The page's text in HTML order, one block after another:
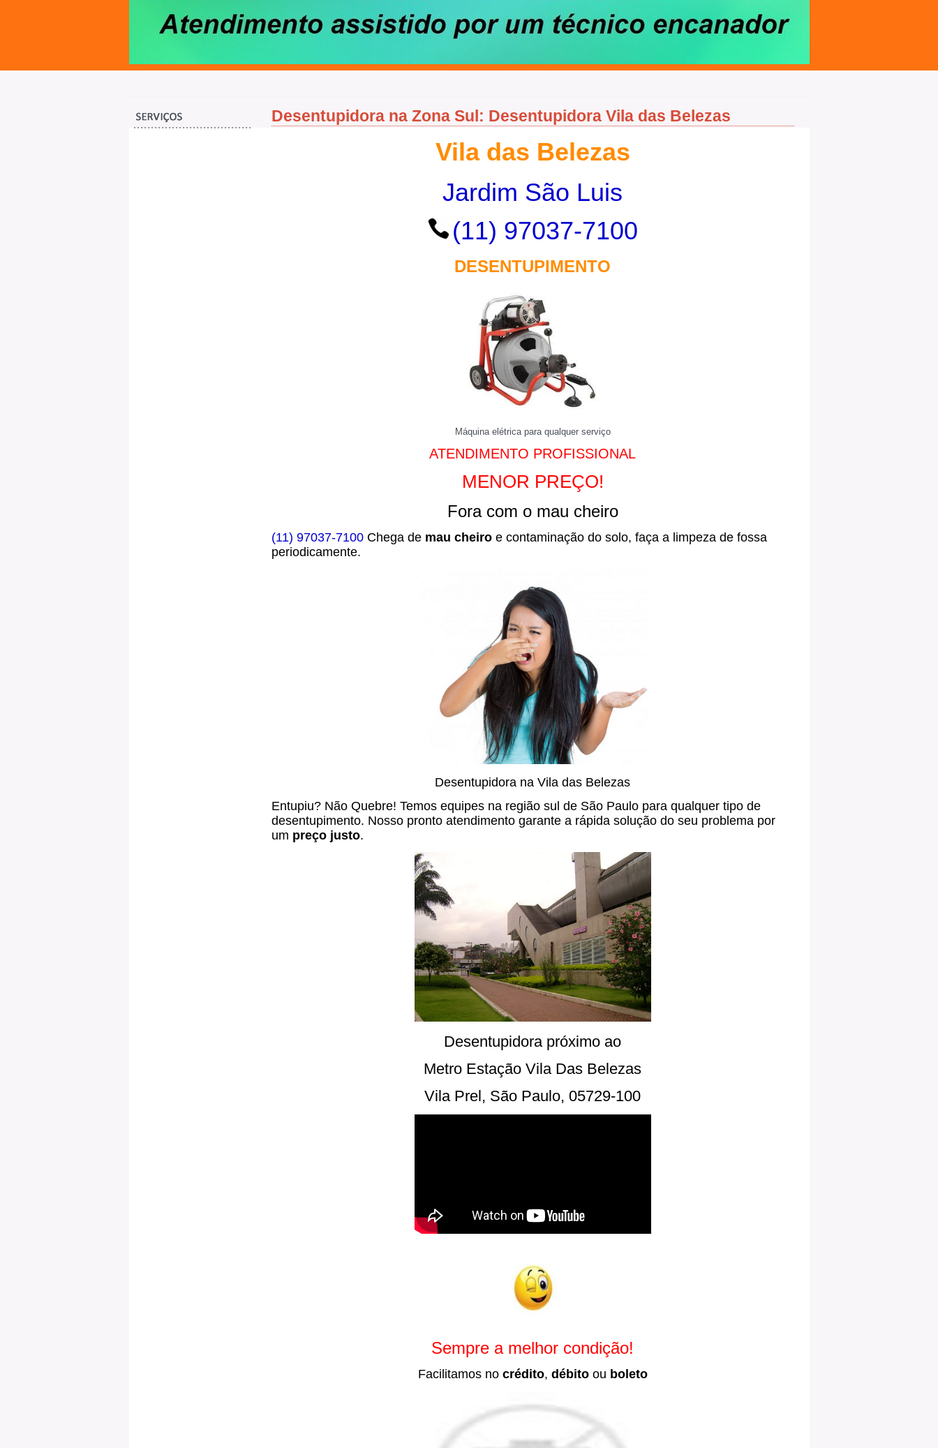
Desentupidora na Zona Sul: Desentupidora Vila das Belezas
Vila das Belezas
Jardim São Luis
(11) 97037-7100
DESENTUPIMENTO
Máquina elétrica para qualquer serviço
ATENDIMENTO PROFISSIONAL
MENOR PREÇO!
Fora com o mau cheiro
(11) 97037-7100 Chega de mau cheiroe contaminação do solo, faça a limpeza de fossa
periodicamente.
Desentupidora na Vila das Belezas
Entupiu? Não Quebre! Temos equipes na região sul de São Paulo para qualquer tipo de
desentupimento. Nosso pronto atendimento garante a rápida solução do seu problema por
um preço justo.
Desentupidora próximo ao
Metro Estação Vila Das Belezas
Vila Prel, São Paulo, 05729-100
Sempre a melhor condição!
Facilitamos no crédito, débitoou boleto